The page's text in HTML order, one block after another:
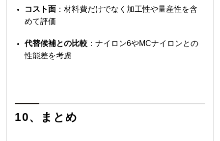
コスト面 ：材料費だけでなく加工性や量産性を含
めて評価
代替候補との比較 ：ナイロン6やMCナイロンとの
性能差を考慮
10、まとめ